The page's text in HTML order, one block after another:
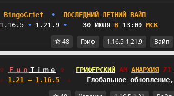
BingoGrief • ПОСЛЕДНИЙ ЛЕТНИЙ ВАЙП
1.16.5 • 1.21.9 • 30 ИЮЛЯ В 13:00 МСК
48 Гриф 1.16.5-1.21.9 Вайп
✞ Ｆｕｎ Ｔｉｍｅ ✞ ГРИФЕРСКИЙ EB АНАРХИЯ \K
☆ 1.21 — 1.16.5 ☆ Глобальное обновление,